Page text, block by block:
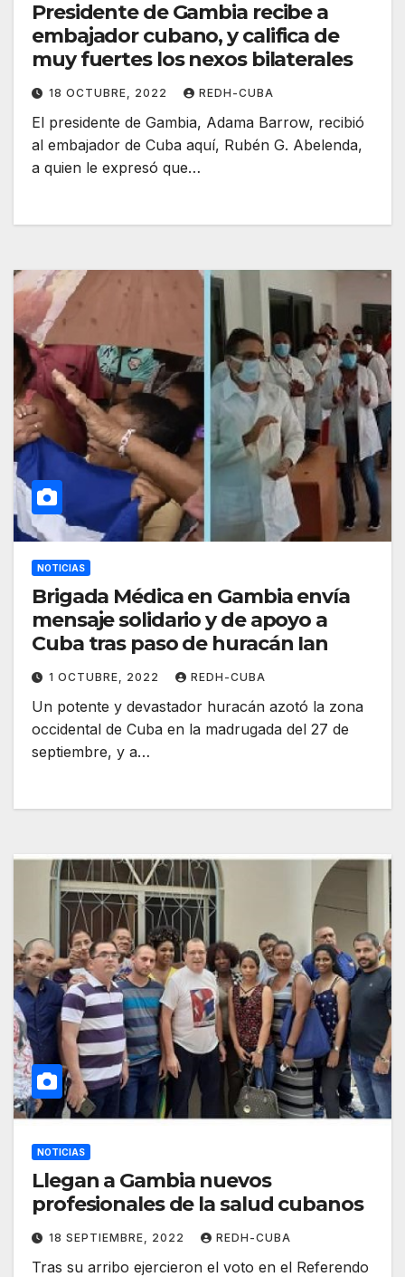
Presidente de Gambia recibe a
embajador cubano, y califica de
muy fuertes los nexos bilaterales
18 OCTUBRE, 2022 REDH-CUBA
El presidente de Gambia, Adama Barrow, recibió
al embajador de Cuba aquí, Rubén G. Abelenda,
a quien le expresó que…
NOTICIAS
Brigada Médica en Gambia envía
mensaje solidario y de apoyo a
Cuba tras paso de huracán Ian
1 OCTUBRE, 2022 REDH-CUBA
Un potente y devastador huracán azotó la zona
occidental de Cuba en la madrugada del 27 de
septiembre, y a…
NOTICIAS
Llegan a Gambia nuevos
profesionales de la salud cubanos
18 SEPTIEMBRE, 2022 REDH-CUBA
Tras su arribo ejercieron el voto en el Referendo